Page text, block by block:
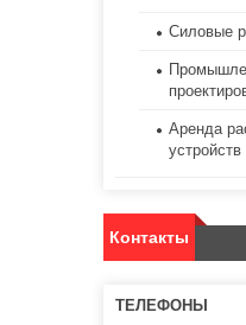
Силовые
Аренда
устройств
Контакты